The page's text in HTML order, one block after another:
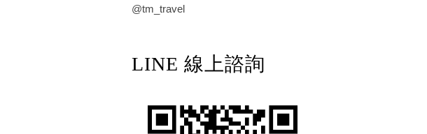
@tm_travel
LINE 線上諮詢